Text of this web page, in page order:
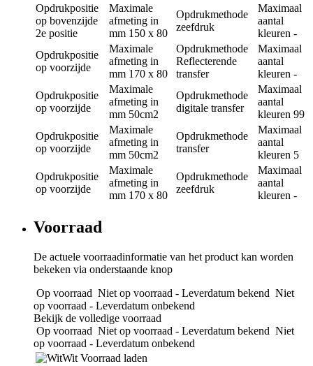
Opdrukpositie
op bovenzijde
2e positie
Maximale
afmeting in
mm 150 x 80
Opdrukmethode
zeefdruk
Maximaal
aantal
kleuren -
Opdrukpositie
op voorzijde
Maximale
afmeting in
mm 170 x 80
Opdrukmethode
Reflecterende
transfer
Maximaal
aantal
kleuren -
Opdrukpositie
op voorzijde
Maximale
afmeting in
mm 50cm2
Opdrukmethode
digitale transfer
Maximaal
aantal
kleuren 99
Opdrukpositie
op voorzijde
Maximale
afmeting in
mm 50cm2
Opdrukmethode
transfer
Maximaal
aantal
kleuren 5
Opdrukpositie
op voorzijde
Maximale
afmeting in
mm 170 x 80
Opdrukmethode
zeefdruk
Maximaal
aantal
kleuren -
Voorraad
De actuele voorraadinformatie van het product kan worden
bekeken via onderstaande knop
Op voorraad Niet op voorraad - Leverdatum bekend Niet
op voorraad - Leverdatum onbekend
Bekijk de volledige voorraad
Op voorraad Niet op voorraad - Leverdatum bekend Niet
op voorraad - Leverdatum onbekend
Wit Voorraad laden